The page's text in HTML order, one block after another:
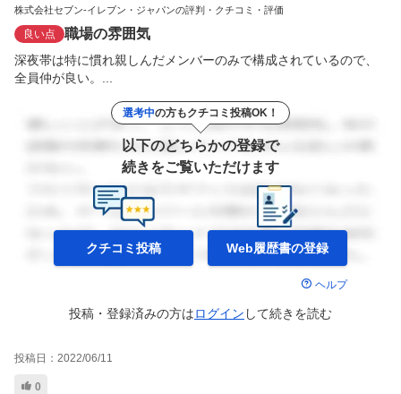
株式会社セブン-イレブン・ジャパンの評判・クチコミ・評価
良い点 職場の雰囲気
深夜帯は特に慣れ親しんだメンバーのみで構成されているので、
全員仲が良い。...
選考中の方もクチコミ投稿OK！
以下のどちらかの登録で
続きをご覧いただけます
クチコミ投稿 Web履歴書の登録
ヘルプ
投稿・登録済みの方はログイン して続きを読む
投稿日： 2022/06/11
0